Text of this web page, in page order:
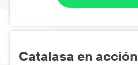
Catalasa en acción